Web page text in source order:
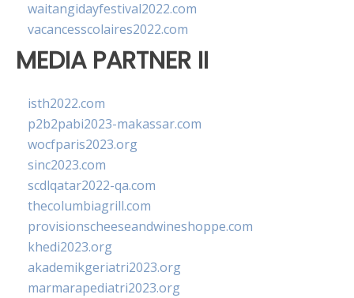
waitangidayfestival2022.com
vacancesscolaires2022.com
MEDIA PARTNER II
isth2022.com
p2b2pabi2023-makassar.com
wocfparis2023.org
sinc2023.com
scdlqatar2022-qa.com
thecolumbiagrill.com
provisionscheeseandwineshoppe.com
khedi2023.org
akademikgeriatri2023.org
marmarapediatri2023.org